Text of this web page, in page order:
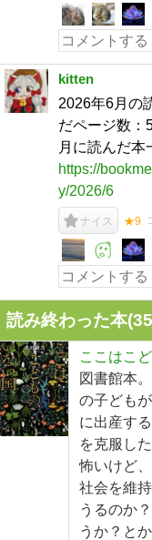
kitten
2026年6月の
だページ数
月に読んだ
https://
y/2026/6
ナイス ★9
読み終わった本(
ここはこ
図書館本
の子ども
に出産す
を克服し
怖いけど
社会を維
うるのか
うか？と